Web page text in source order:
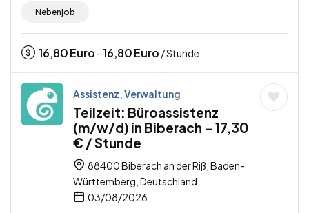
Nebenjob
16,80Euro -16,80Euro / Stunde
Assistenz, Verwaltung
Teilzeit: Büroassistenz
(m/w/d) in Biberach – 17,30
€ / Stunde
88400 Biberach an der Riß, Baden-
Württemberg, Deutschland
03/08/2026